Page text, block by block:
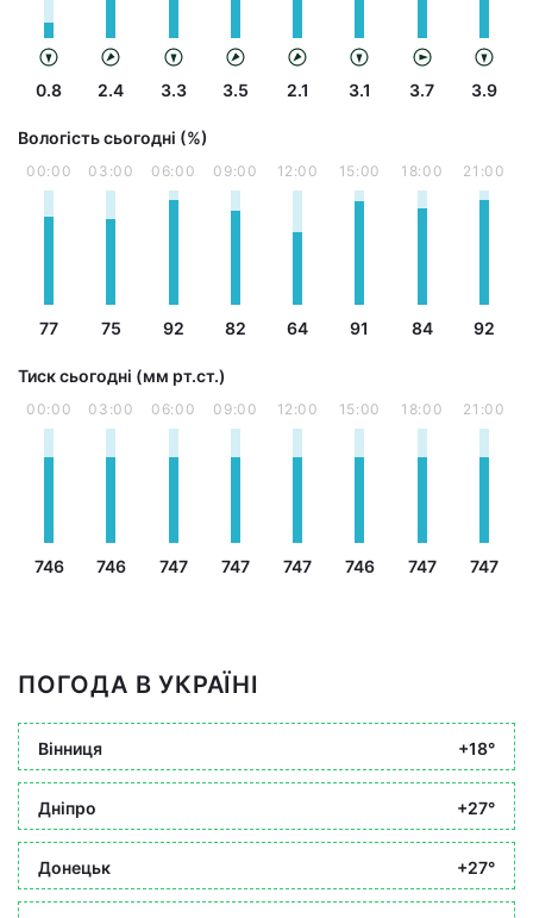
0.8 2.4 3.3 3.5 2.1 3.1 3.7 3.9
Вологість сьогодні (%)
00:00
77
03:00
75
06:00
92
09:00
82
12:00
64
15:00
91
18:00
84
21:00
92
Тиск сьогодні (мм рт.ст.)
00:00
746
03:00
746
06:00
747
09:00
747
12:00
747
15:00
746
18:00
747
21:00
747
ПОГОДА В УКРАЇНІ
Вінниця +18°
Дніпро +27°
Донецьк +27°